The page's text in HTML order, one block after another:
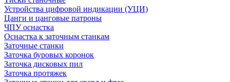
Устройства цифровой индикации (УЦИ)
Цанги и цанговые патроны
ЧПУ оснастка
Оснастка к заточным станкам
Заточные станки
Заточка буровых коронок
Заточка дисковых пил
Заточка протяжек